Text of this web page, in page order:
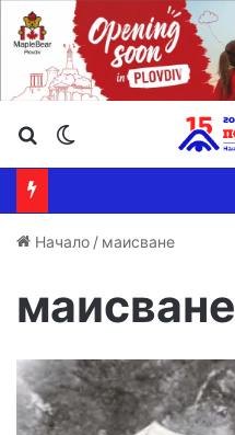
Търсене ...
Начало / маисване
маисване